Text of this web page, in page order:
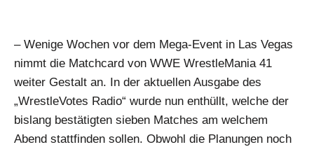
– Wenige Wochen vor dem Mega-Event in Las Vegas
nimmt die Matchcard von WWE WrestleMania 41
weiter Gestalt an. In der aktuellen Ausgabe des
„WrestleVotes Radio“ wurde nun enthüllt, welche der
bislang bestätigten sieben Matches am welchem
Abend stattfinden sollen. Obwohl die Planungen noch